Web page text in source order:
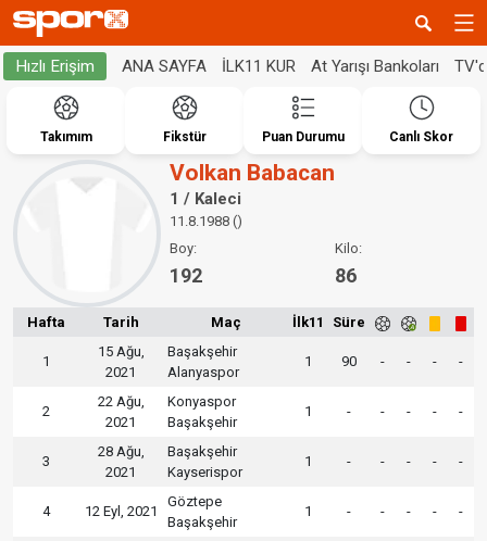
Hızlı Erişim ANA SAYFA İLK11 KUR At Yarışı Bankoları
Takımım Fikstür Puan Durumu Canlı Skor
Volkan Babacan
1 / Kaleci
11.8.1988 ()
Boy:
192
Kilo:
86
Hafta Tarih Maç İlk11 Süre
1
15 Ağu,
2021
Başakşehir
Alanyaspor
1 90 - - - -
2
22 Ağu,
2021
Konyaspor
Başakşehir
1 - - - - -
3
28 Ağu,
2021
Başakşehir
Kayserispor
1 - - - - -
4 12 Eyl, 2021
Göztepe
Başakşehir
1 - - - - -